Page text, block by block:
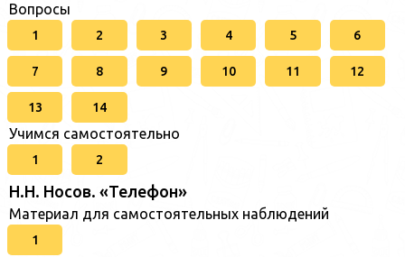
Вопросы
1 2 3 4 5 6
7 8 9 10 11 12
13 14
Учимся самостоятельно
1 2
Н.Н. Носов. «Телефон»
Материал для самостоятельных наблюдений
1